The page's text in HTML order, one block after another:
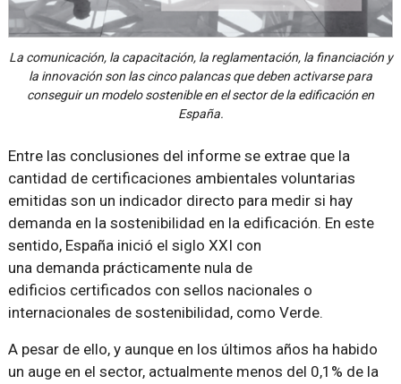
La comunicación, la capacitación, la reglamentación, la financiación y
la innovación son las cinco palancas que deben activarse para
conseguir un modelo sostenible en el sector de la edificación en
España.
Entre las conclusiones del informe se extrae que la
cantidad de certificaciones ambientales voluntarias
emitidas son un indicador directo para medir si hay
demanda en la sostenibilidad en la edificación. En este
sentido, España inició el siglo XXI con
una demanda prácticamente nula de
edificios certificados con sellos nacionales o
internacionales de sostenibilidad, como Verde.
A pesar de ello, y aunque en los últimos años ha habido
un auge en el sector, actualmente menos del 0,1% de la